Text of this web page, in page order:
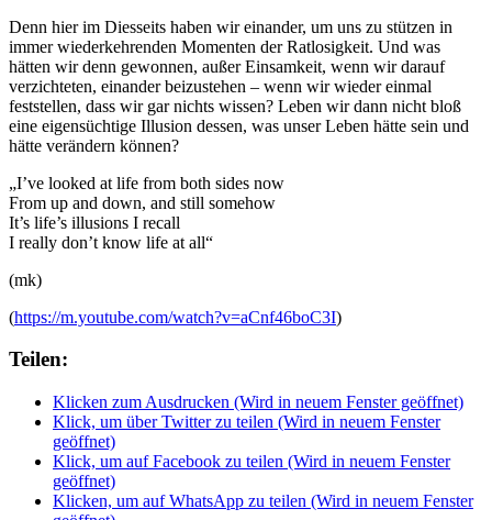
Denn hier im Diesseits haben wir einander, um uns zu stützen in
immer wiederkehrenden Momenten der Ratlosigkeit. Und was
hätten wir denn gewonnen, außer Einsamkeit, wenn wir darauf
verzichteten, einander beizustehen – wenn wir wieder einmal
feststellen, dass wir gar nichts wissen? Leben wir dann nicht bloß
eine eigensüchtige Illusion dessen, was unser Leben hätte sein und
hätte verändern können?
„I’ve looked at life from both sides now
From up and down, and still somehow
It’s life’s illusions I recall
I really don’t know life at all“
(mk)
(https://m.youtube.com/watch?v=aCnf46boC3I)
Teilen:
Klicken zum Ausdrucken (Wird in neuem Fenster geöffnet)
Klick, um über Twitter zu teilen (Wird in neuem Fenster
geöffnet)
Klick, um auf Facebook zu teilen (Wird in neuem Fenster
geöffnet)
Klicken, um auf WhatsApp zu teilen (Wird in neuem Fenster